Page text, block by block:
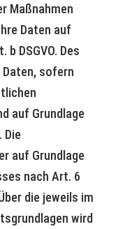
Maßnahmen
Daten auf
b DSGVO. Des
sofern
auf Grundlage
Die
auf Grundlage
nach Art. 6
die jeweils im
wird